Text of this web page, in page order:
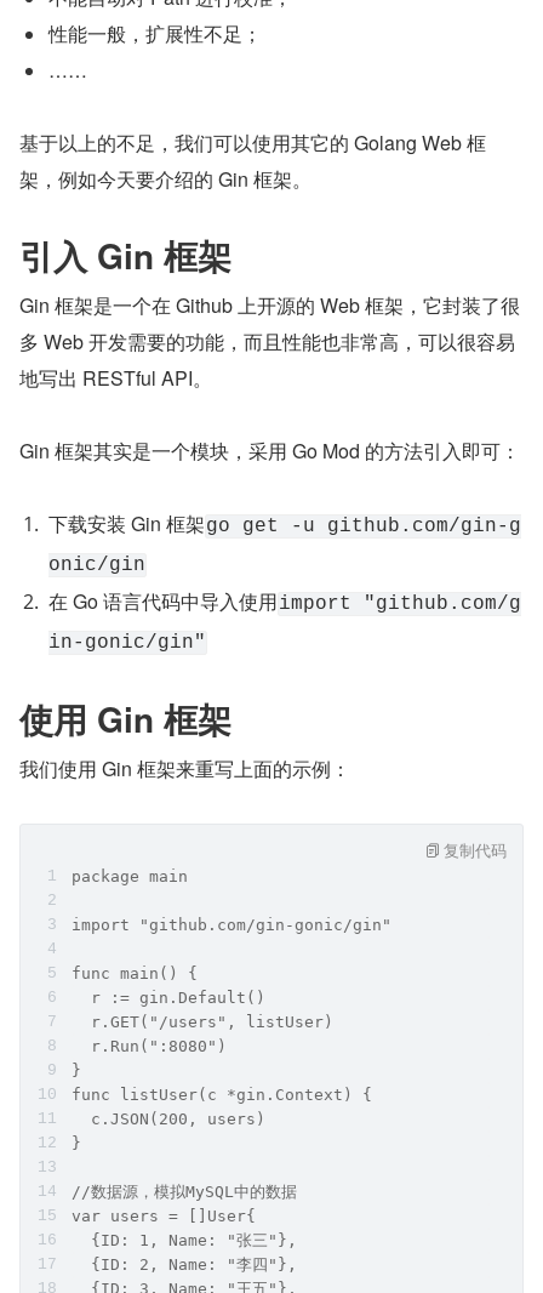
性能一般，扩展性不足；
……
基于以上的不足，我们可以使用其它的 Golang Web 框
架，例如今天要介绍的 Gin 框架。
引入 Gin 框架
Gin 框架是一个在 Github 上开源的 Web 框架，它封装了很
多 Web 开发需要的功能，而且性能也非常高，可以很容易
地写出 RESTful API。
Gin 框架其实是一个模块，采用 Go Mod 的方法引入即可：
下载安装 Gin 框架go get -u github.com/gin-g
onic/gin
在 Go 语言代码中导入使用import "github.com/g
in-gonic/gin"
使用 Gin 框架
我们使用 Gin 框架来重写上面的示例：
package main
import "github.com/gin-gonic/gin"
func main() {
  r := gin.Default()
  r.GET("/users", listUser)
  r.Run(":8080")
}
func listUser(c *gin.Context) {
  c.JSON(200, users)
}
//数据源，模拟MySQL中的数据
var users = []User{
  {ID: 1, Name: "张三"},
  {ID: 2, Name: "李四"},
  {ID: 3, Name: "王五"},
复制代码